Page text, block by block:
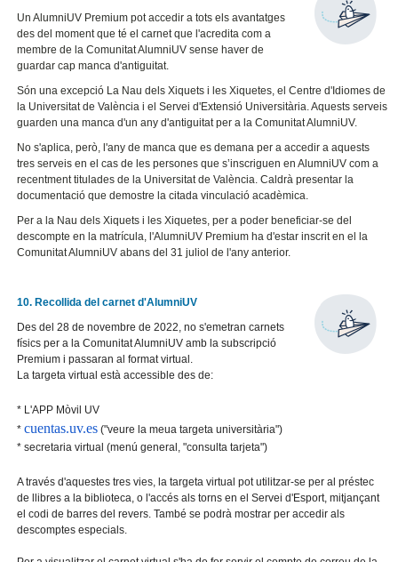
Un AlumniUV Premium pot accedir a tots els avantatges
des del moment que té el carnet que l'acredita com a
membre de la Comunitat AlumniUV sense haver de
guardar cap manca d'antiguitat.
Són una excepció La Nau dels Xiquets i les Xiquetes, el Centre d'Idiomes de
la Universitat de València i el Servei d'Extensió Universitària. Aquests serveis
guarden una manca d'un any d'antiguitat per a la Comunitat AlumniUV.
No s'aplica, però, l'any de manca que es demana per a accedir a aquests
tres serveis en el cas de les persones que s’inscriguen en AlumniUV com a
recentment titulades de la Universitat de València. Caldrà presentar la
documentació que demostre la citada vinculació acadèmica.
Per a la Nau dels Xiquets i les Xiquetes, per a poder beneficiar-se del
descompte en la matrícula, l'AlumniUV Premium ha d'estar inscrit en el la
Comunitat AlumniUV abans del 31 juliol de l'any anterior.
10. Recollida del carnet d'AlumniUV
Des del 28 de novembre de 2022, no s'emetran carnets
físics per a la Comunitat AlumniUV amb la subscripció
Premium i passaran al format virtual.
La targeta virtual està accessible des de:
* L'APP Mòvil UV
*cuentas.uv.es ("veure la meua targeta universitària")
* secretaria virtual (menú general, "consulta tarjeta")
A través d'aquestes tres vies, la targeta virtual pot utilitzar-se per al préstec
de llibres a la biblioteca, o l'accés als torns en el Servei d'Esport, mitjançant
el codi de barres del revers. També se podrà mostrar per accedir als
descomptes especials.